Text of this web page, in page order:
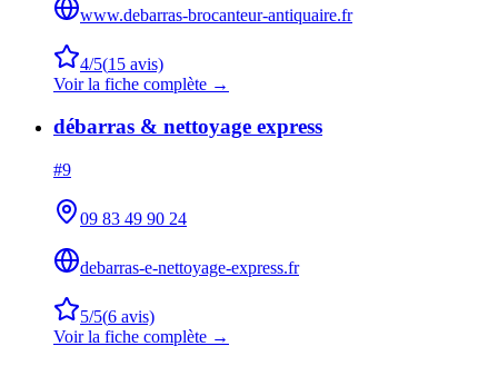
www.debarras-brocanteur-antiquaire.fr
4/5(15 avis)
Voir la fiche complète →
débarras & nettoyage express
#9
09 83 49 90 24
debarras-e-nettoyage-express.fr
5/5(6 avis)
Voir la fiche complète →